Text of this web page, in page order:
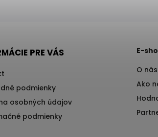
PRE VÁS
podmienky
osobných údajov
podmienky
E-
O nás
Ako